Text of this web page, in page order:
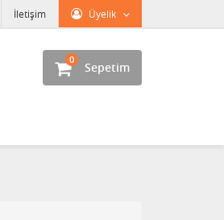
Üyelik
İletişim
Sepetim
0